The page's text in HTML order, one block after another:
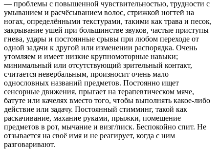
— проблемы с повышенной чувствительностью, трудности с
умыванием и расчёсыванием волос, стрижкой ногтей на
ногах, определёнными текстурами, такими как трава и песок,
закрывание ушей при большинстве звуков, частые приступы
гнева, удары и постоянные срывы при любом переходе от
одной задачи к другой или изменении распорядка. Очень
утомляем и имеет низкие крупномоторные навыки;
минимальный или отсутствующий зрительный контакт,
считается невербальным, произносит очень мало
однословных названий предметов. Постоянно ищет
сенсорные движения, прыгает на терапевтическом мяче,
батуте или качелях вместо того, чтобы выполнять какое-либо
действие или задачу. Постоянный стимминг, такой как
раскачивание, махание руками, прыжки, помещение
предметов в рот, мычание и визг/писк. Беспокойно спит. Не
отзывается на своё имя и не реагирует, когда с ним
разговаривают.